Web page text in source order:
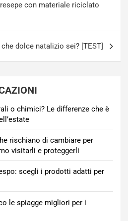
con materiale riciclato
dolce natalizio sei? [TEST]
o chimici? Le differenze che è
rischiano di cambiare per
visitarli e proteggerli
scegli i prodotti adatti per
le spiagge migliori per i